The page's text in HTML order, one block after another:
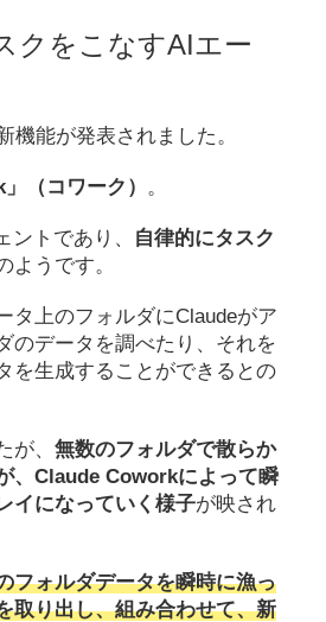
クをこなすAIエー
機能が発表されました。
」（コワーク） 。
ントであり、 自律的にタスク
ようです。
タ上のフォルダにClaudeがア
のデータを調べたり、それを
を生成することができるとの
が、無数のフォルダで散らか
、Claude Coworkによって瞬
イになっていく様子が映され
フォルダデータを瞬時に漁っ
取り出し、組み合わせて、新